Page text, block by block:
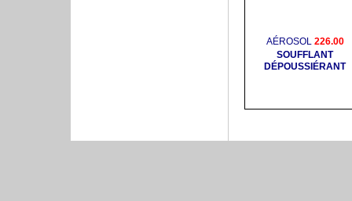
AÉROSOL 226.00
SOUFFLANT
DÉPOUSSIÉRANT